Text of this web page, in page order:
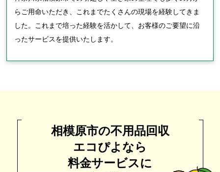
らご用命いただき、これまでたくさんの現場を経験してきま
した。これまで培った経験を活かして、お客様のご要望に沿
ったサービスを提供いたします。
相模原市の不用品回収
エコぴよなら
料金サービスに